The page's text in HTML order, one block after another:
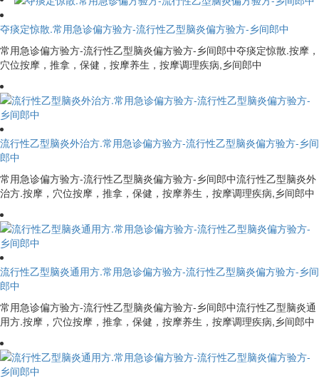
夺痰定惊散.常用急诊偏方验方-流行性乙型脑炎偏方验方-乡间郎中
常用急诊偏方验方-流行性乙型脑炎偏方验方-乡间郎中夺痰定惊散.按摩，
穴位按摩，推拿，保健，按摩养生，按摩调理疾病,乡间郎中
流行性乙型脑炎外治方.常用急诊偏方验方-流行性乙型脑炎偏方验方-乡间
郎中
常用急诊偏方验方-流行性乙型脑炎偏方验方-乡间郎中流行性乙型脑炎外
治方.按摩，穴位按摩，推拿，保健，按摩养生，按摩调理疾病,乡间郎中
流行性乙型脑炎通用方.常用急诊偏方验方-流行性乙型脑炎偏方验方-乡间
郎中
常用急诊偏方验方-流行性乙型脑炎偏方验方-乡间郎中流行性乙型脑炎通
用方.按摩，穴位按摩，推拿，保健，按摩养生，按摩调理疾病,乡间郎中